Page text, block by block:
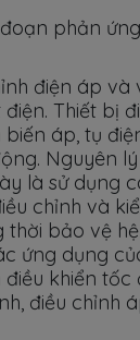
phản
điện áp và
Thiết bị
áp, tụ
Nguyên
là sử dụng
chỉnh và
thời bảo vệ
ứng dụng
khiển tốc
điều chỉnh